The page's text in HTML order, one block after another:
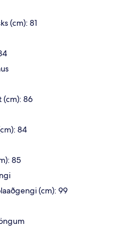
(cm): 81
(cm): 86
84
85
(cm): 99